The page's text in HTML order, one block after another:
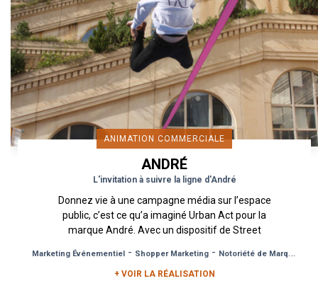
ANIMATION COMMERCIALE
ANDRÉ
L'invitation à suivre la ligne d'André
Donnez vie à une campagne média sur l’espace
public, c’est ce qu’a imaginé Urban Act pour la
marque André. Avec un dispositif de Street
Marketing Événementiel - Shopper Marketing - Notoriété de Marque
+ VOIR LA RÉALISATION